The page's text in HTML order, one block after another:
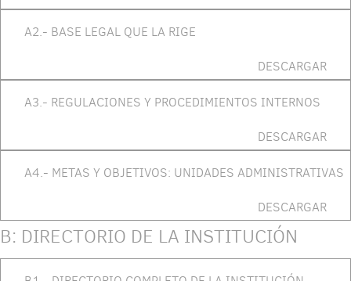
A2.- BASE LEGAL QUE LA RIGE
DESCARGAR
A3.- REGULACIONES Y PROCEDIMIENTOS INTERNOS
DESCARGAR
A4.- METAS Y OBJETIVOS: UNIDADES ADMINISTRATIVAS
DESCARGAR
B: DIRECTORIO DE LA INSTITUCIÓN